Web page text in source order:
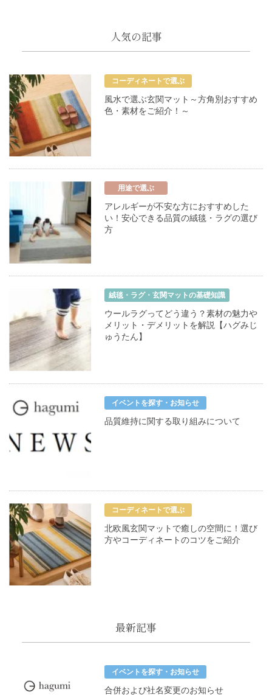
人気の記事
コーディネートで選ぶ
風水で選ぶ玄関マット～方角別おすすめ
色・素材をご紹介！～
用途で選ぶ
アレルギーが不安な方におすすめした
い！安心できる品質の絨毯・ラグの選び
方
絨毯・ラグ・玄関マットの基礎知識
ウールラグってどう違う？素材の魅力や
メリット・デメリットを解説【ハグみじ
ゅうたん】
イベントを探す・お知らせ
品質維持に関する取り組みについて
コーディネートで選ぶ
北欧風玄関マットで癒しの空間に！選び
方やコーディネートのコツをご紹介
最新記事
イベントを探す・お知らせ
合併および社名変更のお知らせ